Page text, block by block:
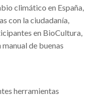
climático en España,
con la ciudadanía,
en BioCultura,
de buenas
herramientas